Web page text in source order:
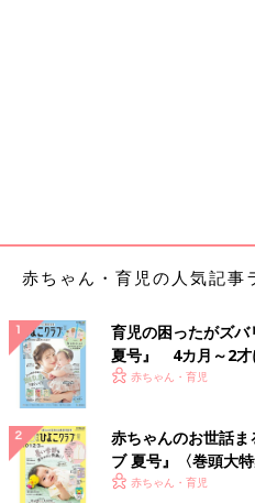
赤ちゃん・育児の人気記事
育児の困ったがズ
夏号』 4カ月～2才
いっぱい！
赤ちゃん・育児
赤ちゃんのお世話
ブ 夏号』〈巻頭大
く！ おっぱい・ミ
赤ちゃん・育児